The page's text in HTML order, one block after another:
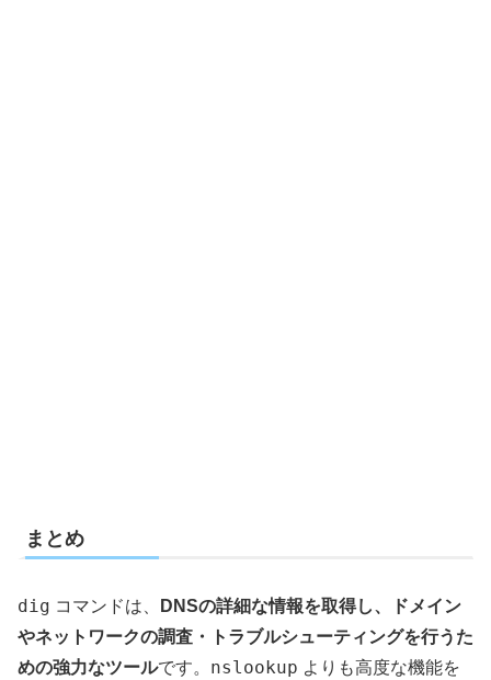
まとめ
dig コマンドは、
DNSの詳細な情報を取得し、ドメイン
やネットワークの調査・トラブルシューティングを行うた
めの強力なツールです。 nslookup よりも高度な機能を